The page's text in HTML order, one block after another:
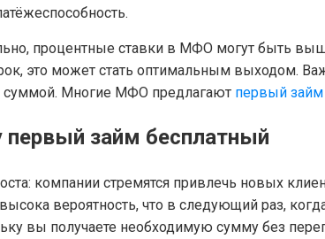
процентные ставки в МФО могут быть
это может стать оптимальным выходом.
суммой. Многие МФО предлагают первый займ
первый займ бесплатный
компании стремятся привлечь новых
вероятность, что в следующий раз,
вы получаете необходимую сумму без